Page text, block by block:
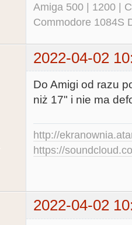
Amiga 500 | 1200 |
Commodore 1084S
2022-04-02
Do Amigi od razu
niż 17" i nie ma
http://
https://
2022-04-02